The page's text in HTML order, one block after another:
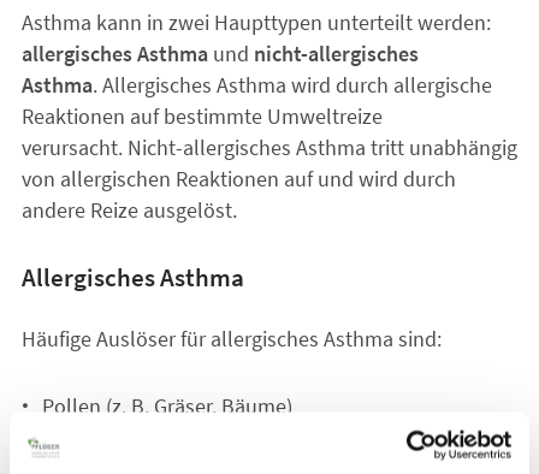
Asthma kann in zwei Haupttypen unterteilt werden:
allergisches Asthma und nicht-allergisches
Asthma. Allergisches Asthma wird durch allergische
Reaktionen auf bestimmte Umweltreize
verursacht. Nicht-allergisches Asthma tritt unabhängig
von allergischen Reaktionen auf und wird durch
andere Reize ausgelöst.
Allergisches Asthma
Häufige Auslöser für allergisches Asthma sind:
Pollen (z. B. Gräser, Bäume)
Hausstaubmilben